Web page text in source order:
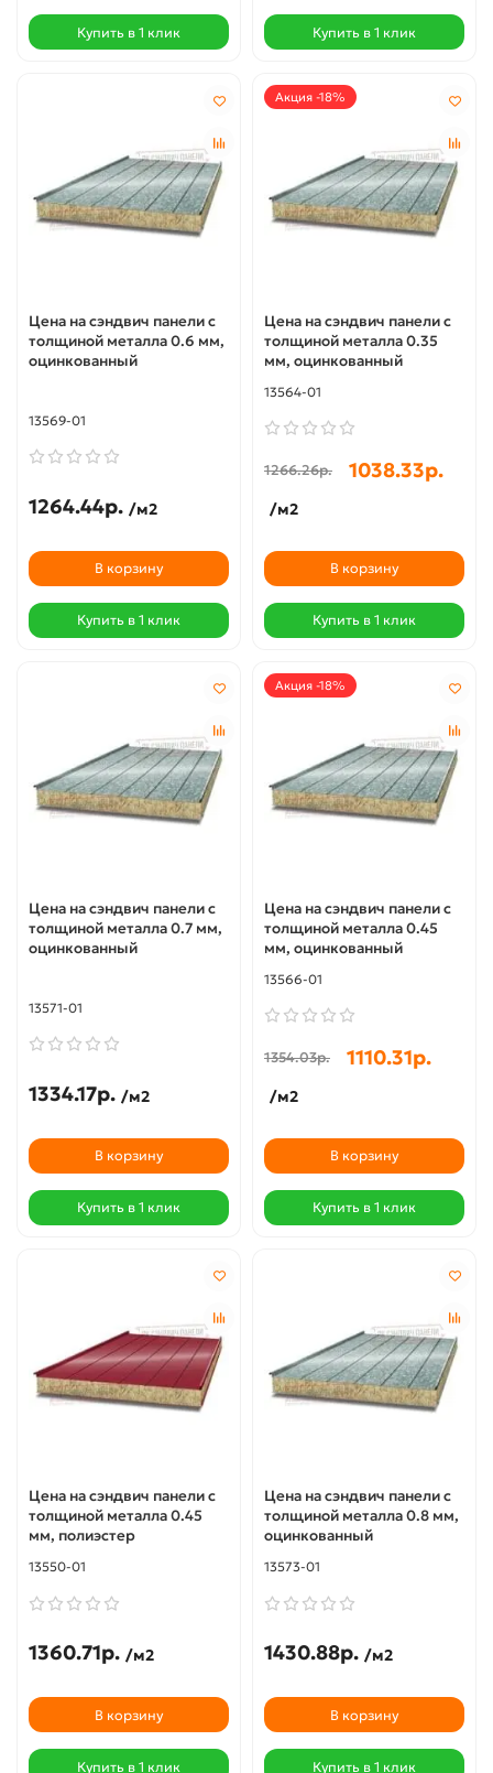
Купить в 1 клик Купить в 1 клик
Цена на сэндвич панели с
толщиной металла 0.6 мм,
оцинкованный
13569-01
1264.44р. /м2
В корзину
Купить в 1 клик
Акция -18%
Цена на сэндвич панели с
толщиной металла 0.35
мм, оцинкованный
13564-01
1266.26р. 1038.33р.
/м2
В корзину
Купить в 1 клик
Цена на сэндвич панели с
толщиной металла 0.7 мм,
оцинкованный
13571-01
1334.17р. /м2
В корзину
Купить в 1 клик
Акция -18%
Цена на сэндвич панели с
толщиной металла 0.45
мм, оцинкованный
13566-01
1354.03р. 1110.31р.
/м2
В корзину
Купить в 1 клик
Цена на сэндвич панели с
толщиной металла 0.45
мм, полиэстер
13550-01
1360.71р. /м2
В корзину
Купить в 1 клик
Цена на сэндвич панели с
толщиной металла 0.8 мм,
оцинкованный
13573-01
1430.88р. /м2
В корзину
Купить в 1 клик